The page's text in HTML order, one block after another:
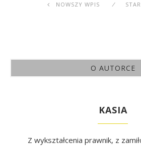
NOWSZY WPIS
O AUTORCE
KASIA
Z wykształcenia prawnik, z